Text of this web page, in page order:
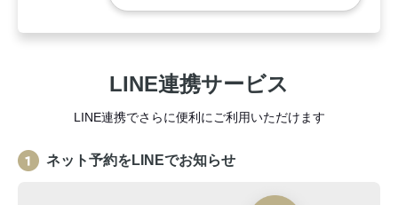
LINE連携サービス
LINE連携でさらに便利にご利用いただけます
ネット予約をLINEでお知らせ